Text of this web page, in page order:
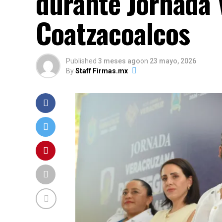
Coatzacoalcos
Published 3 meses agoon 23 mayo, 2026
ByStaff Firmas.mx